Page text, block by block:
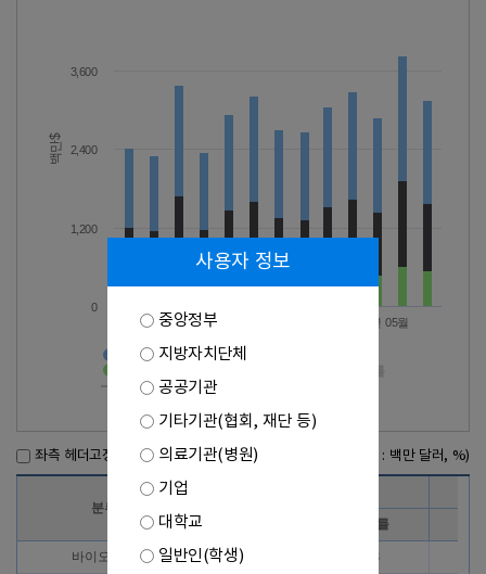
백만$
바이오헬스>수출액
의약품>증감률
2025년 09월 2026년 05월
0
1,200
2,400
3,600
좌측 헤더고정 (단위 : 백만 달러, %)
분류
증감률
바이오헬스 1,207 -1.8
사용자 정보
중앙정부
지방자치단체
공공기관
기타기관(협회, 재단 등)
의료기관(병원)
기업
대학교
일반인(학생)